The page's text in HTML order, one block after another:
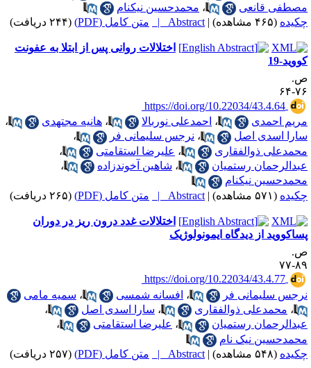
قانعی
،محمدحسین نیکنام
(۴۶۵ مشاهده) |
Abstract | متن کامل (PDF) (۲۴۴ دریافت)
اختلالات روانی پس از ابتلا به عفونت
19
۶۴
‎ https://doi.org/10.22034/43.4.64
احمدی
،احمدعلی نوربالا ،هانیه مجتهدی
،
اسدی اصل
،نرجس سلیمانی فر
،
ذوالفقاری
،علیرضا استقامتی
،
رستمیان
،شاهین آخوندزاده
،
نیکنام
(۵۷۱ مشاهده) |
Abstract | متن کامل (PDF) (۲۶۵ دریافت)
اختلالات غدد درون ریز در دوران
از دیدگاه ایمونولوژیک
۷۷
‎ https://doi.org/10.22034/43.4.77
سلیمانی فر
،افسانه شمسی ،سمیه مامی
،محمدعلی ذوالفقاری ،سارا اسدی اصل
،
رستمیان
،علیرضا استقامتی
،
نیک نام
(۵۴۸ مشاهده) |
Abstract | متن کامل (PDF) (۲۵۷ دریافت)